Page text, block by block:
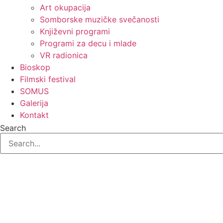
Art okupacija
Somborske muzičke svečanosti
Književni programi
Programi za decu i mlade
VR radionica
Bioskop
Filmski festival
SOMUS
Galerija
Kontakt
Search